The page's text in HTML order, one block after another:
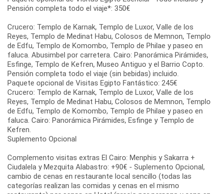
Pensión completa todo el viaje*: 350€
Crucero: Templo de Karnak, Templo de Luxor, Valle de los
Reyes, Templo de Medinat Habu, Colosos de Memnon, Templo
de Edfu, Templo de Komombo, Templo de Philae y paseo en
faluca. Abusimbel por carretera. Cairo: Panorámica Pirámides,
Esfinge, Templo de Kefren, Museo Antiguo y el Barrio Copto.
Pensión completa todo el viaje (sin bebidas) incluido.
Paquete opcional de Visitas Egipto Fantástico: 245€
Crucero: Templo de Karnak, Templo de Luxor, Valle de los
Reyes, Templo de Medinat Habu, Colosos de Memnon, Templo
de Edfu, Templo de Komombo, Templo de Philae y paseo en
faluca. Cairo: Panorámica Pirámides, Esfinge y Templo de
Kefren.
Suplemento Opcional
Complemento visitas extras El Cairo: Menphis y Sakarra +
Ciudalela y Mezquita Alabastro: +90€ - Suplemento Opcional,
cambio de cenas en restaurante local sencillo (todas las
categorías realizan las comidas y cenas en el mismo